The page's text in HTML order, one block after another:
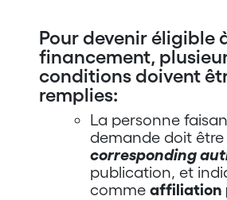
Pour devenir éligible
financement,
conditions doivent
remplies:
La personne
demande doit être
corresponding
publication, et
comme affiliation